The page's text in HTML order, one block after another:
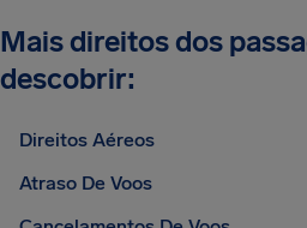
Mais direitos dos
descobrir:
Direitos Aéreos
Atraso De Voos